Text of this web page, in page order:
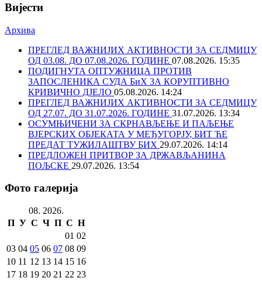
Вијести
Архива
ПРЕГЛЕД ВАЖНИЈИХ АКТИВНОСТИ ЗА СЕДМИЦУ
ОД 03.08. ДО 07.08.2026. ГОДИНЕ 07.08.2026. 15:35
ПОДИГНУТА ОПТУЖНИЦА ПРОТИВ
ЗАПОСЛЕНИКА СУДА БиХ ЗА КОРУПТИВНО
КРИВИЧНО ДЈЕЛО 05.08.2026. 14:24
ПРЕГЛЕД ВАЖНИЈИХ АКТИВНОСТИ ЗА СЕДМИЦУ
ОД 27.07. ДО 31.07.2026. ГОДИНЕ 31.07.2026. 13:34
ОСУМЊИЧЕНИ ЗА СКРНАВЉЕЊЕ И ПАЉЕЊЕ
ВЈЕРСКИХ ОБЈЕКАТА У МЕЂУГОРЈУ, БИТ ЋЕ
ПРЕДАТ ТУЖИЛАШТВУ БИХ 29.07.2026. 14:14
ПРЕДЛОЖЕН ПРИТВОР ЗА ДРЖАВЉАНИНА
ПОЉСКЕ 29.07.2026. 13:54
Фото галерија
08. 2026.
П У С Ч П С Н
01 02
03 04 05 06 07 08 09
10 11 12 13 14 15 16
17 18 19 20 21 22 23